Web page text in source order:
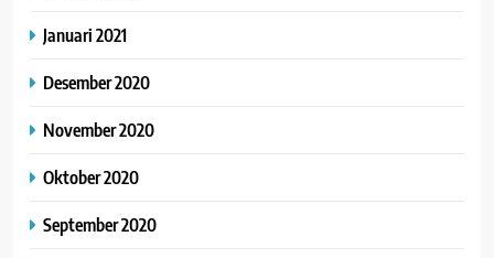
Januari 2021
Desember 2020
November 2020
Oktober 2020
September 2020